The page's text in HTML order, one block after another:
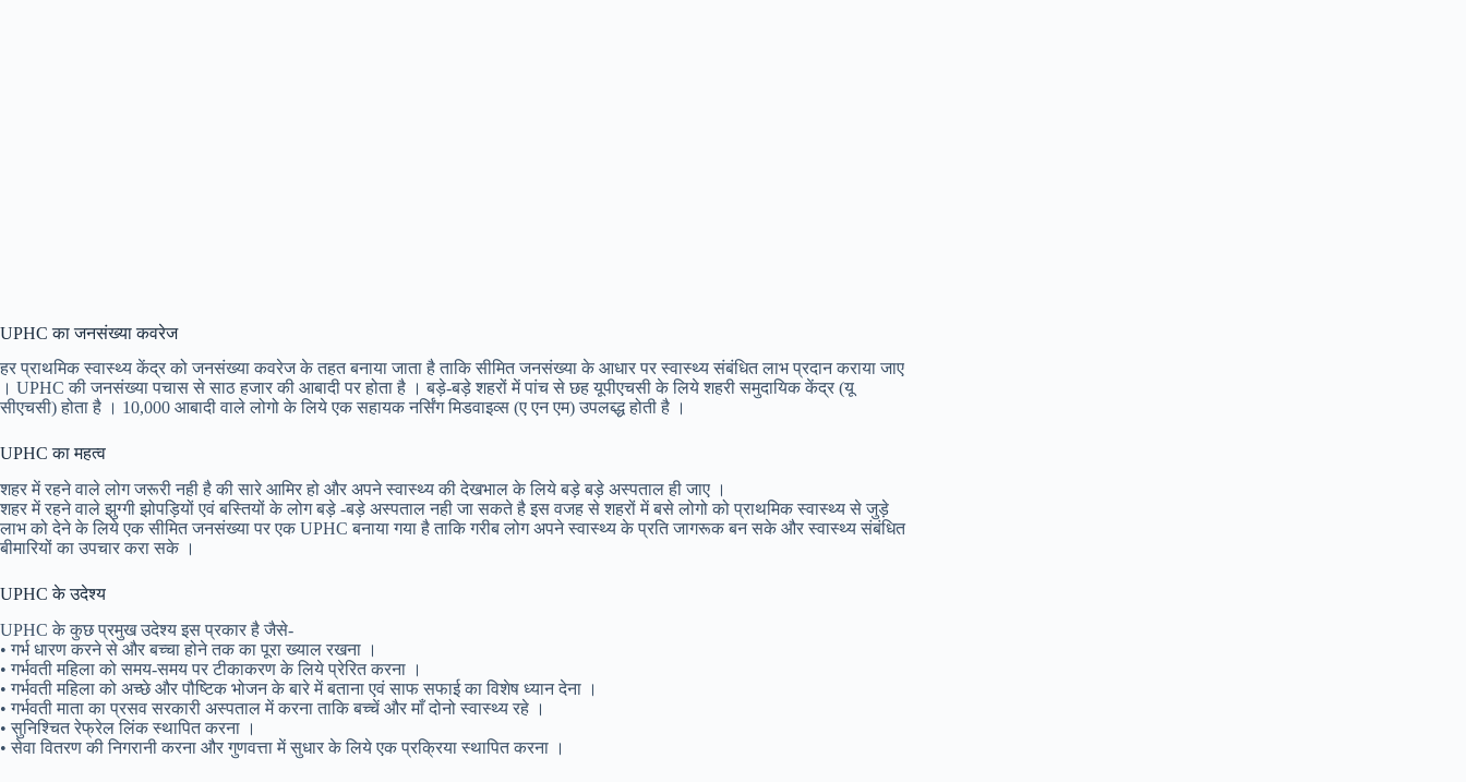
UPHC का जनसंख्या कवरेज
हर प्राथमिक स्वास्थ्य केंद्र को जनसंख्या कवरेज के तहत बनाया जाता है ताकि सीमित जनसंख्या के आधार पर स्वास्थ्य संबंधित लाभ प्रदान कराया जाए
। UPHC की जनसंख्या पचास से साठ हजार की आबादी पर होता है । बड़े-बड़े शहरों में पांच से छह यूपीएचसी के लिये शहरी समुदायिक केंद्र (यू
सीएचसी) होता है । 10,000 आबादी वाले लोगो के लिये एक सहायक नर्सिंग मिडवाइव्स (ए एन एम) उपलब्द्ध होती है ।
UPHC का महत्व
शहर में रहने वाले लोग जरूरी नही है की सारे आमिर हो और अपने स्वास्थ्य की देखभाल के लिये बड़े बड़े अस्पताल ही जाए ।
शहर में रहने वाले झुग्गी झोपड़ियों एवं बस्तियों के लोग बड़े -बड़े अस्पताल नही जा सकते है इस वजह से शहरों में बसे लोगो को प्राथमिक स्वास्थ्य से जुड़े
लाभ को देने के लिये एक सीमित जनसंख्या पर एक UPHC बनाया गया है ताकि गरीब लोग अपने स्वास्थ्य के प्रति जागरूक बन सके और स्वास्थ्य संबंधित
बीमारियों का उपचार करा सके ।
UPHC के उदेश्य
UPHC के कुछ प्रमुख उदेश्य इस प्रकार है जैसे-
• गर्भ धारण करने से और बच्चा होने तक का पूरा ख्याल रखना ।
• गर्भवती महिला को समय-समय पर टीकाकरण के लिये प्रेरित करना ।
• गर्भवती महिला को अच्छे और पौष्टिक भोजन के बारे में बताना एवं साफ सफाई का विशेष ध्यान देना ।
• गर्भवती माता का प्रसव सरकारी अस्पताल में करना ताकि बच्चें और माँ दोनो स्वास्थ्य रहे ।
• सुनिश्चित रेफ्रेल लिंक स्थापित करना ।
• सेवा वितरण की निगरानी करना और गुणवत्ता में सुधार के लिये एक प्रक्रिया स्थापित करना ।